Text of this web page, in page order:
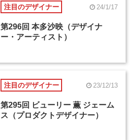
注目のデザイナー 24/1/17
第296回 本多沙映（デザイナ
ー・アーティスト）
注目のデザイナー 23/12/13
第295回 ビューリー 薫 ジェーム
ス（プロダクトデザイナー）